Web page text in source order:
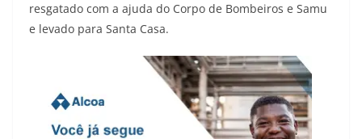
resgatado com a ajuda do Corpo de Bombeiros e Samu
e levado para Santa Casa.